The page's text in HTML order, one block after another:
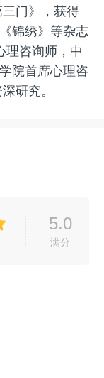
门》，获得
锦绣》等杂志
理咨询师，中
院首席心理咨
研究。
5.0
满分